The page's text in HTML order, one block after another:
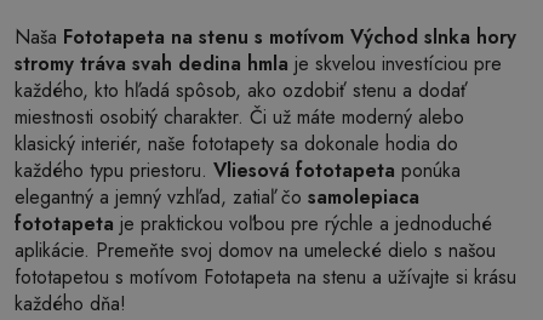
Naša Fototapeta na stenu s motívom Východ slnka hory
stromy tráva svah dedina hmla je skvelou investíciou pre
každého, kto hľadá spôsob, ako ozdobiť stenu a dodať
miestnosti osobitý charakter. Či už máte moderný alebo
klasický interiér, naše fototapety sa dokonale hodia do
každého typu priestoru. Vliesová fototapeta ponúka
elegantný a jemný vzhľad, zatiaľ čo samolepiaca
fototapeta je praktickou voľbou pre rýchle a jednoduché
aplikácie. Premeňte svoj domov na umelecké dielo s našou
fototapetou s motívom Fototapeta na stenu a užívajte si krásu
každého dňa!